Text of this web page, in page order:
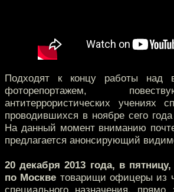
Подходят к концу работы над
фоторепортажем,
антитеррористических учениях
проводившихся в ноябре сего
На данный момент вниманию
предлагается анонсирующий
20 декабря 2013 года, в
по Москве товарищи офицеры из